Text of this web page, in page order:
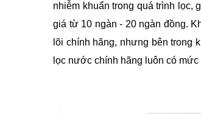
nhiễm khuẩn trong quá trình
giá từ 10 ngàn - 20 ngàn đồng.
lõi chính hãng, nhưng bên trong
lọc nước chính hãng luôn có